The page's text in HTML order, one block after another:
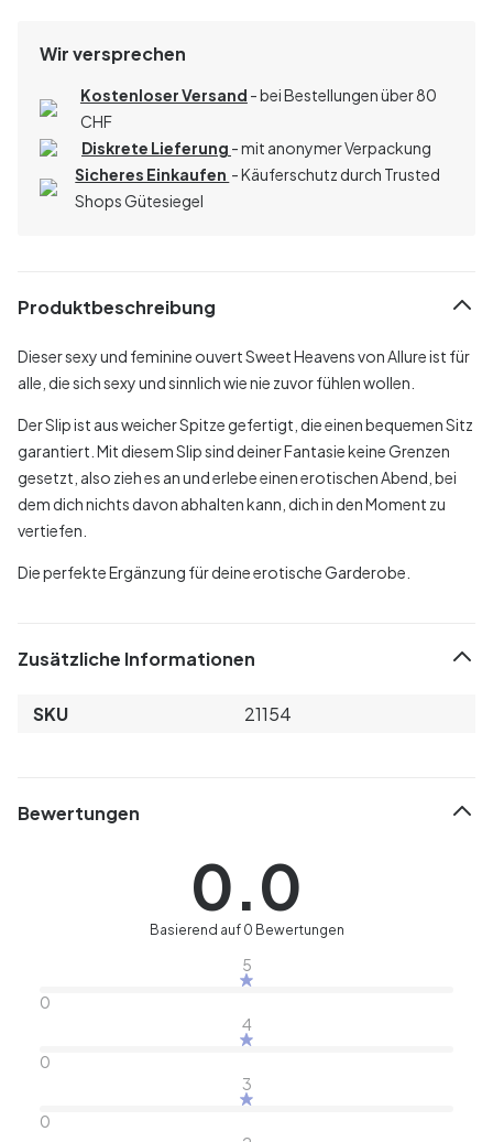
Wir versprechen
Kostenloser Versand - bei Bestellungen über 80
CHF
Diskrete Lieferung - mit anonymer Verpackung
Sicheres Einkaufen - Käuferschutz durch Trusted
Shops Gütesiegel
Produktbeschreibung
Dieser sexy und feminine ouvert Sweet Heavens von Allure ist für
alle, die sich sexy und sinnlich wie nie zuvor fühlen wollen.
Der Slip ist aus weicher Spitze gefertigt, die einen bequemen Sitz
garantiert. Mit diesem Slip sind deiner Fantasie keine Grenzen
gesetzt, also zieh es an und erlebe einen erotischen Abend, bei
dem dich nichts davon abhalten kann, dich in den Moment zu
vertiefen.
Die perfekte Ergänzung für deine erotische Garderobe.
Zusätzliche Informationen
SKU 21154
Bewertungen
0.0
Basierend auf 0 Bewertungen
5
0
4
0
3
0